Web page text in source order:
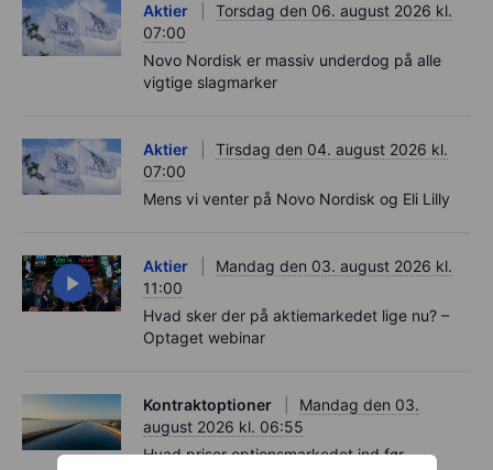
Aktier
Torsdag den 06. august 2026 kl.
07:00
Novo Nordisk er massiv underdog på alle
vigtige slagmarker
Aktier
Tirsdag den 04. august 2026 kl.
07:00
Mens vi venter på Novo Nordisk og Eli Lilly
Aktier
Mandag den 03. august 2026 kl.
11:00
Hvad sker der på aktiemarkedet lige nu? –
Optaget webinar
Kontraktoptioner
Mandag den 03.
august 2026 kl. 06:55
Hvad priser optionsmarkedet ind før